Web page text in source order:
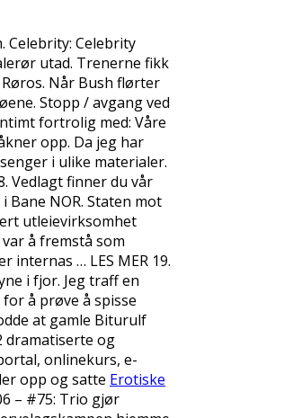
Celebrity: Celebrity
utad. Trenerne fikk
Når Bush flørter
Stopp / avgang ved
fortrolig med: Våre
opp. Da jeg har
i ulike materialer.
Vedlagt finner du vår
NOR. Staten mot
utleievirksomhet
å fremstå som
internas … LES MER 19.
i fjor. Jeg traff en
å prøve å spisse
at gamle Biturulf
dramatiserte og
onlinekurs, e-
opp og satte Erotiske
– #75: Trio gjør